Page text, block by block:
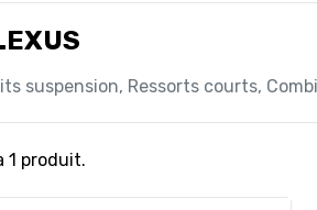
suspension, Ressorts courts,
1 produit.